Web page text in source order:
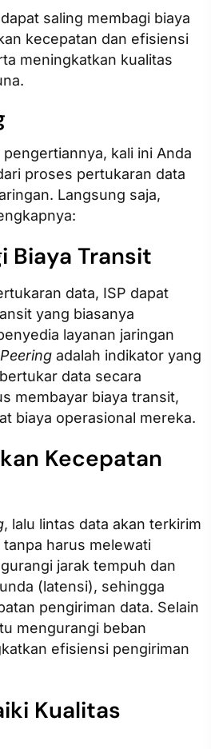
saling membagi biaya
kecepatan dan efisiensi
meningkatkan kualitas
kali ini Anda
proses pertukaran data
Langsung saja,
Biaya Transit
data, ISP dapat
yang biasanya
layanan jaringan
Peering adalah indikator yang
data secara
membayar biaya transit,
biaya operasional mereka.
Kecepatan
, lalu lintas data akan terkirim
harus melewati
jarak tempuh dan
(latensi), sehingga
pengiriman data. Selain
mengurangi beban
efisiensi pengiriman
Kualitas